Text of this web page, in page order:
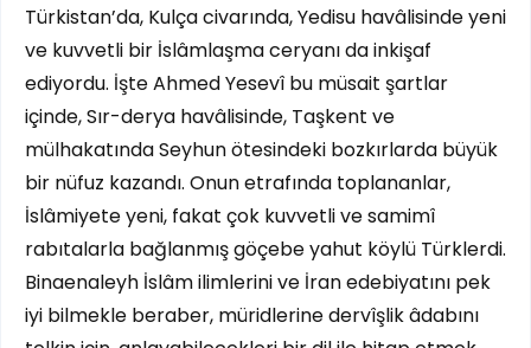
Türkistan’da, Kulça civarında, Yedisu havâlisinde yeni
ve kuvvetli bir İslâmlaşma ceryanı da inkişaf
ediyordu. İşte Ahmed Yesevî bu müsait şartlar
içinde, Sır-derya havâlisinde, Taşkent ve
mülhakatında Seyhun ötesindeki bozkırlarda büyük
bir nüfuz kazandı. Onun etrafında toplananlar,
İslâmiyete yeni, fakat çok kuvvetli ve samimî
rabıtalarla bağlanmış göçebe yahut köylü Türklerdi.
Binaenaleyh İslâm ilimlerini ve İran edebiyatını pek
iyi bilmekle beraber, müridlerine dervîşlik âdabını